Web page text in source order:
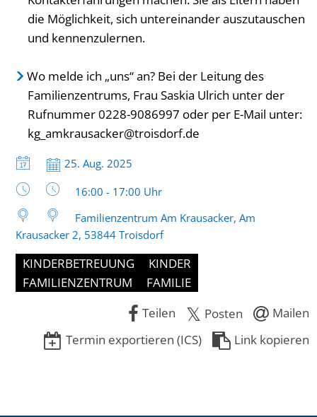
die Möglichkeit, sich untereinander auszutauschen
und kennenzulernen.
Wo melde ich „uns“ an? Bei der Leitung des
Familienzentrums, Frau Saskia Ulrich unter der
Rufnummer 0228-9086997 oder per E-Mail unter:
kg_amkrausacker@troisdorf.de
Datum:
25. Aug. 2025
Uhrzeit:
16:00 - 17:00 Uhr
Familienzentrum Am Krausacker, Am
Krausacker 2, 53844 Troisdorf
KINDERBETREUUNG
KINDER
FAMILIENZENTRUM
FAMILIE
Teilen
Posten
Mailen
Termin exportieren (ICS)
Link kopieren